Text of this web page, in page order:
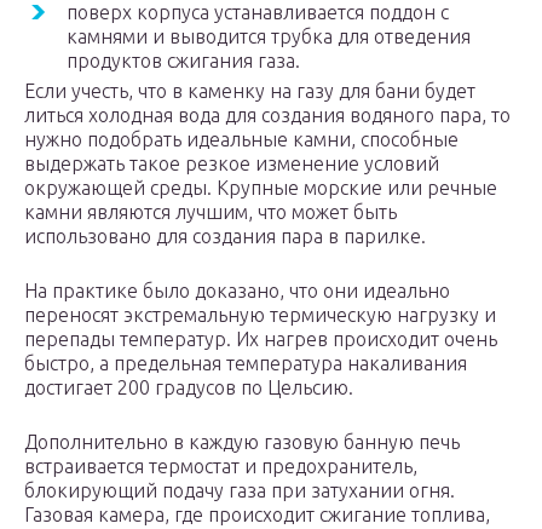
поверх корпуса устанавливается поддон с
камнями и выводится трубка для отведения
продуктов сжигания газа.
Если учесть, что в каменку на газу для бани будет
литься холодная вода для создания водяного пара, то
нужно подобрать идеальные камни, способные
выдержать такое резкое изменение условий
окружающей среды. Крупные морские или речные
камни являются лучшим, что может быть
использовано для создания пара в парилке.
На практике было доказано, что они идеально
переносят экстремальную термическую нагрузку и
перепады температур. Их нагрев происходит очень
быстро, а предельная температура накаливания
достигает 200 градусов по Цельсию.
Дополнительно в каждую газовую банную печь
встраивается термостат и предохранитель,
блокирующий подачу газа при затухании огня.
Газовая камера, где происходит сжигание топлива,